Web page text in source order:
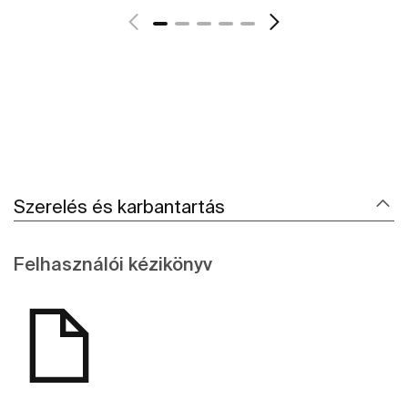
Szerelés és karbantartás
Felhasználói kézikönyv